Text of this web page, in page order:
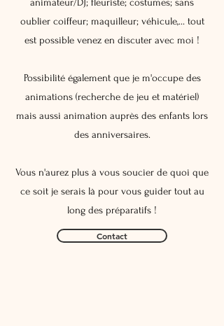
animateur/DJ; fleuriste; costumes; sans
oublier coiffeur; maquilleur; véhicule,... tout
est possible venez en discuter avec moi !
Possibilité également que je m'occupe des
animations (recherche de jeu et matériel)
mais aussi animation auprès des enfants lors
des anniversaires.
Vous n'aurez plus à vous soucier de quoi que
ce soit je serais là pour vous guider tout au
long des préparatifs !
Contact